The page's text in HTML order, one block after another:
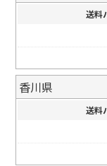
送料
香川県
送料